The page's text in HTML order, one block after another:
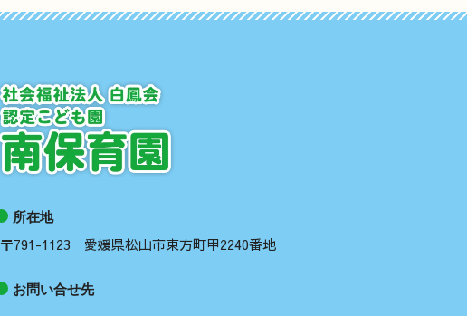
所在地
〒791-1123 愛媛県松山市東方町甲2240番地
お問い合せ先